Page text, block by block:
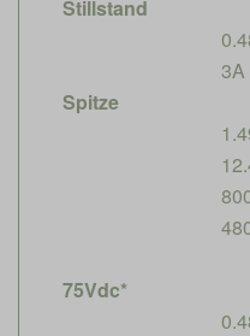
Stillstand
3A
Spitze
75Vdc*